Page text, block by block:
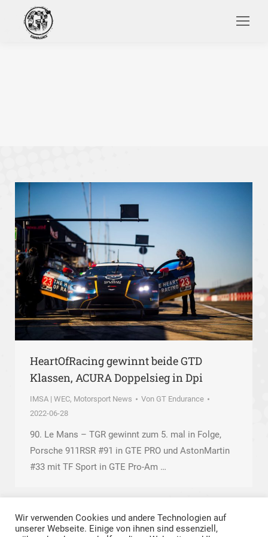
Search:
HeartOfRacing gewinnt beide GTD
Klassen, ACURA Doppelsieg in Dpi
IMSA | WEC, Motorsport News Von GT Endurance
2022-06-28
90. Le Mans – TGR gewinnt zum 5. mal in Folge,
Porsche 911RSR #91 in GTE PRO und AstonMartin
#33 mit TF Sport in GTE Pro-Am …
Wir verwenden Cookies und andere Technologien auf
unserer Webseite. Einige von ihnen sind essenziell,